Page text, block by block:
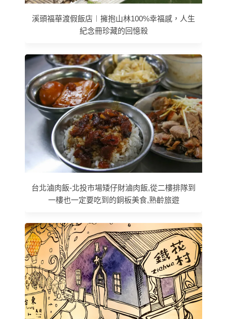
溪頭福華渡假飯店︱擁抱山林100%幸福感，人生
紀念冊珍藏的回憶殺
台北滷肉飯-北投市場矮仔財滷肉飯,從二樓排隊到
一樓也一定要吃到的銅板美食,熟齡旅遊